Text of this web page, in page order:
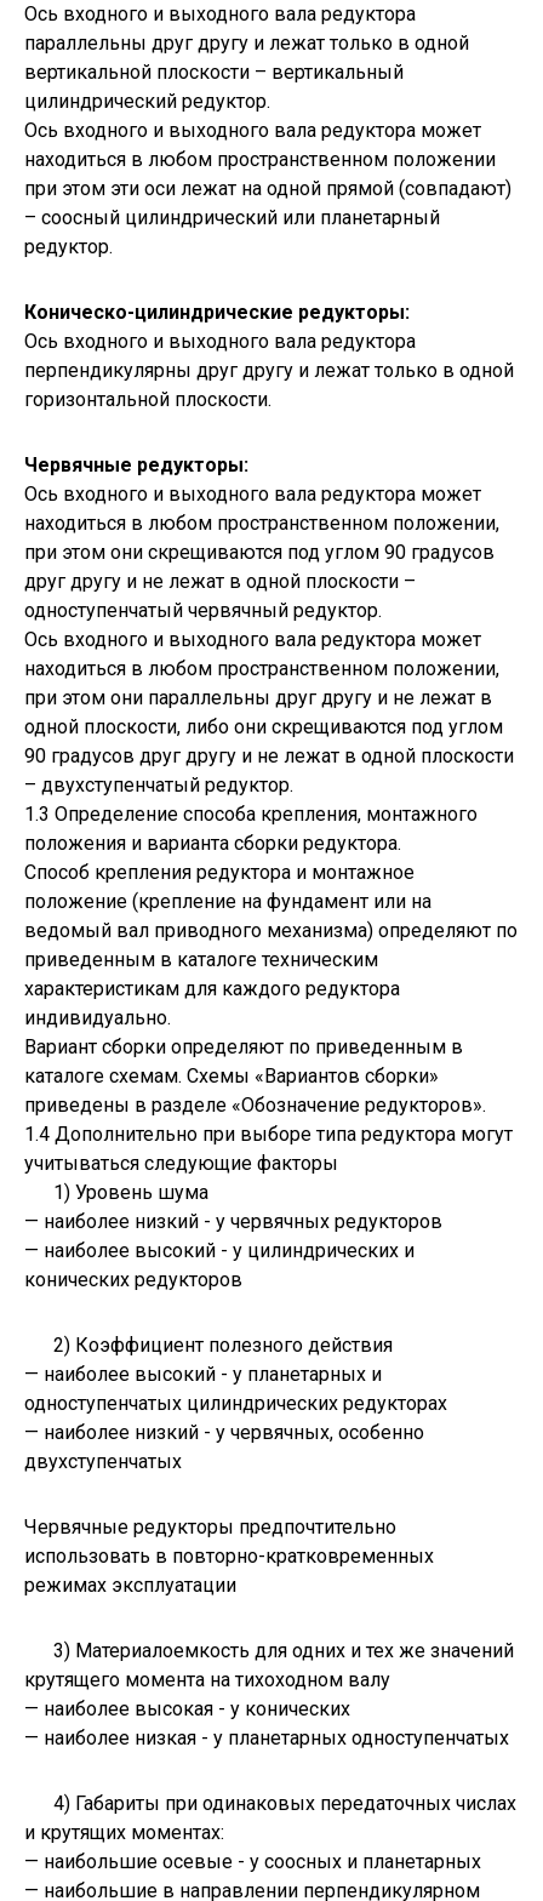
Ось входного и выходного вала редуктора
параллельны друг другу и лежат только в одной
вертикальной плоскости – вертикальный
цилиндрический редуктор.
Ось входного и выходного вала редуктора может
находиться в любом пространственном положении
при этом эти оси лежат на одной прямой (совпадают)
– соосный цилиндрический или планетарный
редуктор.
Коническо-цилиндрические редукторы:
Ось входного и выходного вала редуктора
перпендикулярны друг другу и лежат только в одной
горизонтальной плоскости.
Червячные редукторы:
Ось входного и выходного вала редуктора может
находиться в любом пространственном положении,
при этом они скрещиваются под углом 90 градусов
друг другу и не лежат в одной плоскости –
одноступенчатый червячный редуктор.
Ось входного и выходного вала редуктора может
находиться в любом пространственном положении,
при этом они параллельны друг другу и не лежат в
одной плоскости, либо они скрещиваются под углом
90 градусов друг другу и не лежат в одной плоскости
– двухступенчатый редуктор.
1.3 Определение способа крепления, монтажного
положения и варианта сборки редуктора.
Способ крепления редуктора и монтажное
положение (крепление на фундамент или на
ведомый вал приводного механизма) определяют по
приведенным в каталоге техническим
характеристикам для каждого редуктора
индивидуально.
Вариант сборки определяют по приведенным в
каталоге схемам. Схемы «Вариантов сборки»
приведены в разделе «Обозначение редукторов».
1.4 Дополнительно при выборе типа редуктора могут
учитываться следующие факторы
1) Уровень шума
— наиболее низкий - у червячных редукторов
— наиболее высокий - у цилиндрических и
конических редукторов
2) Коэффициент полезного действия
— наиболее высокий - у планетарных и
одноступенчатых цилиндрических редукторах
— наиболее низкий - у червячных, особенно
двухступенчатых
Червячные редукторы предпочтительно
использовать в повторно-кратковременных
режимах эксплуатации
3) Материалоемкость для одних и тех же значений
крутящего момента на тихоходном валу
— наиболее высокая - у конических
— наиболее низкая - у планетарных одноступенчатых
4) Габариты при одинаковых передаточных числах
и крутящих моментах:
— наибольшие осевые - у соосных и планетарных
— наибольшие в направлении перпендикулярном